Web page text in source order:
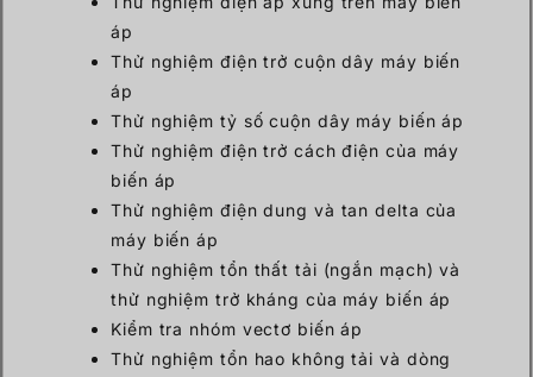
áp
Thử nghiệm điện trở cuộn dây máy biến
áp
Thử nghiệm tỷ số cuộn dây máy biến áp
Thử nghiệm điện trở cách điện của máy
biến áp
Thử nghiệm điện dung và tan delta của
máy biến áp
Thử nghiệm tổn thất tải (ngắn mạch) và
thử nghiệm trở kháng của máy biến áp
Kiểm tra nhóm vectơ biến áp
Thử nghiệm tổn hao không tải và dòng